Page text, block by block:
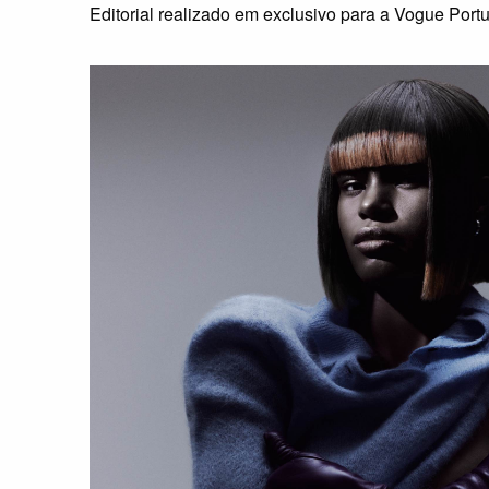
Editorial realizado em exclusivo para a Vogue